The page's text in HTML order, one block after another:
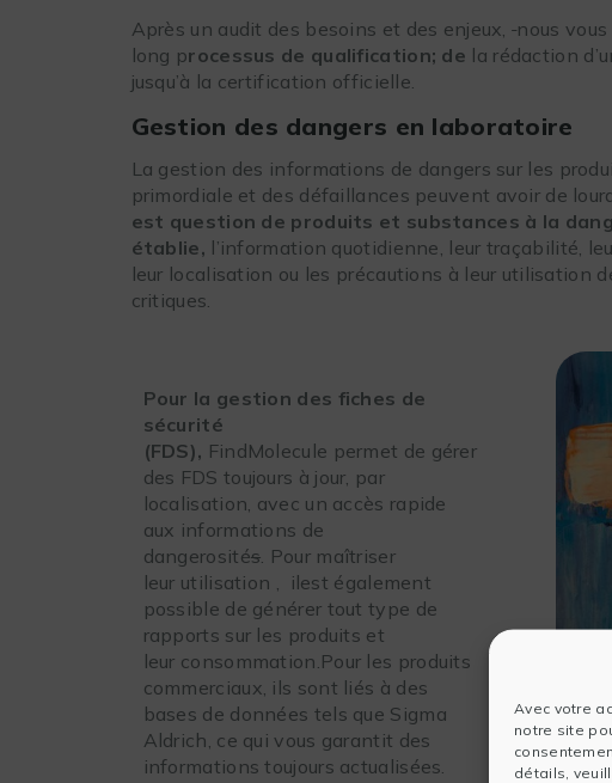
Avec votre
notre site
détails,
Après un audit des besoins et des enjeux, nous
long processus de qualification; de la rédaction
jusqu’à la certification officielle.
Gestion des dangers en laboratoire
La gestion des informations de dangers sur les
primordiale et des défaillances peuvent avoir de
est question de produits et substances à la
établie, l’information quotidienne, leur traçabilité,
leur localisation ou les précautions à leur utilisation
critiques.
Pour la gestion des fiches de
sécurité
(FDS), FindMolecule permet de gérer
des FDS toujours à jour, par
localisation, avec un accès rapide
aux informations de
dangerosités . Pour maîtriser
leur utilisation , ilest également
possible de générer tout type de
rapports sur les produits et
leur consommation.Pour les produits
commerciaux, ils sont liés à des
bases de données tels que Sigma
Aldrich, ce qui vous garantit des
informations toujours actualisées.